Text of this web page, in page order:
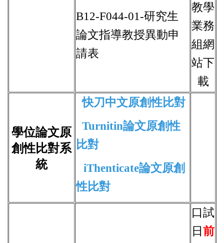
B12-F044-01-研究生
論文指導教授異動申
請表
教學
業務
組網
站下
載
學位論文原
創性比對系
統
快刀中文原創性比對
Turnitin論文原創性
比對
iThenticate論文原創
性比對
口試
日 前